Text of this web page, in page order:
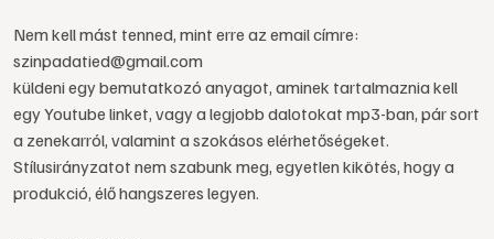
Nem kell mást tenned, mint erre az email címre:
szinpadatied@gmail.com
küldeni egy bemutatkozó anyagot, aminek tartalmaznia kell
egy Youtube linket, vagy a legjobb dalotokat mp3-ban, pár sort
a zenekarról, valamint a szokásos elérhetőségeket.
Stílusirányzatot nem szabunk meg, egyetlen kikötés, hogy a
produkció, élő hangszeres legyen.